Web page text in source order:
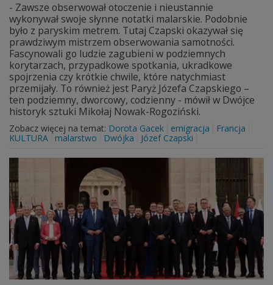
- Zawsze obserwował otoczenie i nieustannie
wykonywał swoje słynne notatki malarskie. Podobnie
było z paryskim metrem. Tutaj Czapski okazywał się
prawdziwym mistrzem obserwowania samotności.
Fascynowali go ludzie zagubieni w podziemnych
korytarzach, przypadkowe spotkania, ukradkowe
spojrzenia czy krótkie chwile, które natychmiast
przemijały. To również jest Paryż Józefa Czapskiego –
ten podziemny, dworcowy, codzienny - mówił w Dwójce
historyk sztuki Mikołaj Nowak-Rogoziński.
Zobacz więcej na temat: Dorota Gacek emigracja
Francja
KULTURA
malarstwo Dwójka Józef Czapski